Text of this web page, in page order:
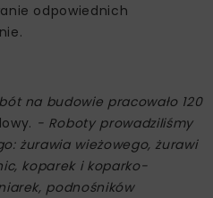
odpowiednich
na budowie pracowało 120
- Roboty prowadziliśmy
żurawia wieżowego, żurawi
koparek i koparko-
podnośników